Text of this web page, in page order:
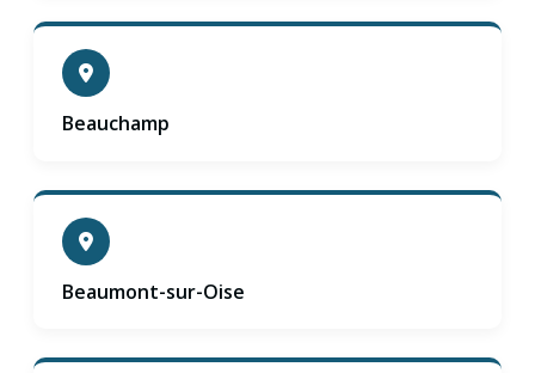
Beauchamp
Beaumont-sur-Oise